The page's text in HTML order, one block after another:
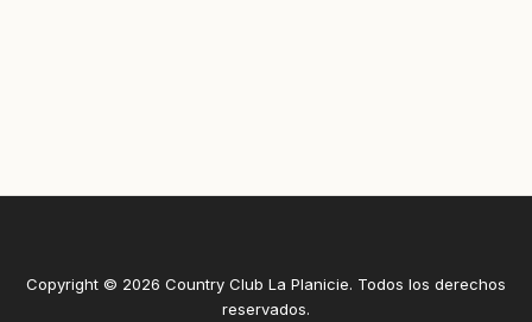
Copyright © 2026 Country Club La Planicie. Todos los derechos
reservados.